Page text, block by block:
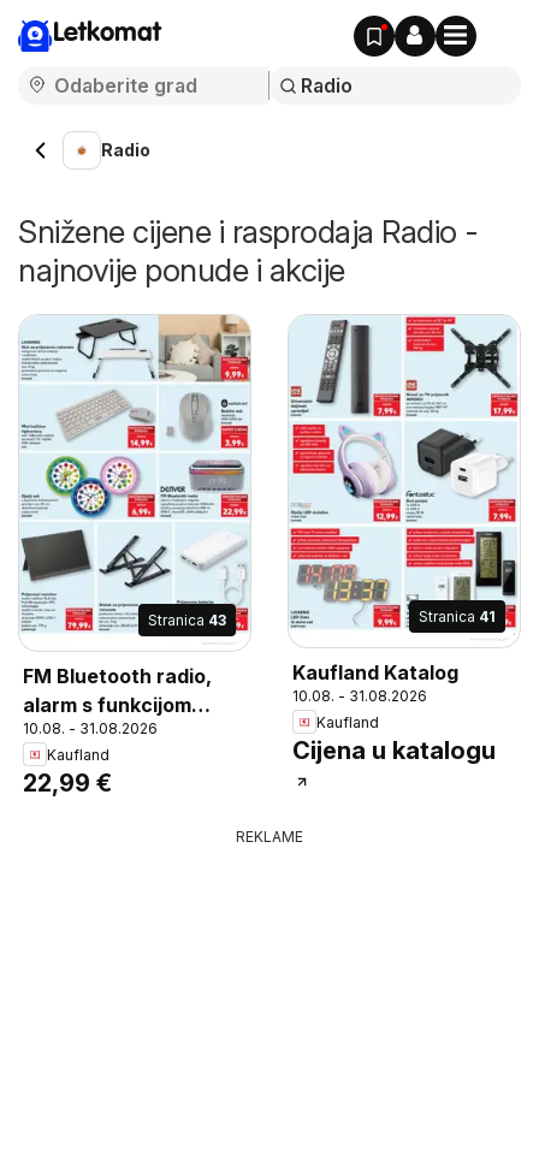
Letkomat
Radio
Snižene cijene i rasprodaja Radio -
najnovije ponude i akcije
Stranica 43
FM Bluetooth radio,
alarm s funkcijom
odgode, ugrađena
punjiva baterija
1200mAh, bežično
10.08. - 31.08.2026
Kaufland
22,99 €
Stranica 41
Kaufland Katalog
10.08. - 31.08.2026
Kaufland
Cijena u katalogu
REKLAME